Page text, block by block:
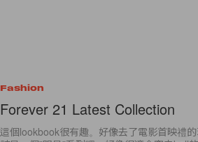
Fashion
Forever 21 Latest Collection
這個lookbook很有趣。好像去了電影首映禮